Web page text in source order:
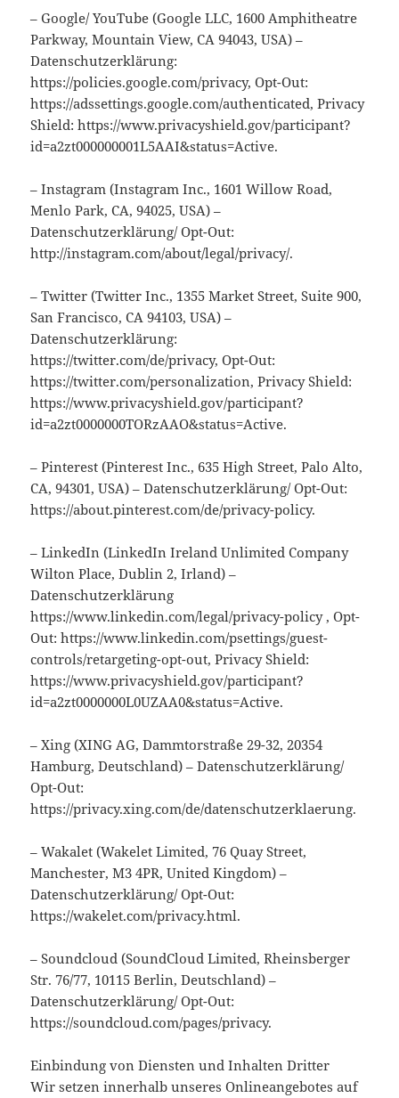
– Google/ YouTube (Google LLC, 1600 Amphitheatre
Parkway, Mountain View, CA 94043, USA) –
Datenschutzerklärung:
https://policies.google.com/privacy, Opt-Out:
https://adssettings.google.com/authenticated, Privacy
Shield: https://www.privacyshield.gov/participant?
id=a2zt000000001L5AAI&status=Active.
– Instagram (Instagram Inc., 1601 Willow Road,
Menlo Park, CA, 94025, USA) –
Datenschutzerklärung/ Opt-Out:
http://instagram.com/about/legal/privacy/.
– Twitter (Twitter Inc., 1355 Market Street, Suite 900,
San Francisco, CA 94103, USA) –
Datenschutzerklärung:
https://twitter.com/de/privacy, Opt-Out:
https://twitter.com/personalization, Privacy Shield:
https://www.privacyshield.gov/participant?
id=a2zt0000000TORzAAO&status=Active.
– Pinterest (Pinterest Inc., 635 High Street, Palo Alto,
CA, 94301, USA) – Datenschutzerklärung/ Opt-Out:
https://about.pinterest.com/de/privacy-policy.
– LinkedIn (LinkedIn Ireland Unlimited Company
Wilton Place, Dublin 2, Irland) –
Datenschutzerklärung
https://www.linkedin.com/legal/privacy-policy , Opt-
Out: https://www.linkedin.com/psettings/guest-
controls/retargeting-opt-out, Privacy Shield:
https://www.privacyshield.gov/participant?
id=a2zt0000000L0UZAA0&status=Active.
– Xing (XING AG, Dammtorstraße 29-32, 20354
Hamburg, Deutschland) – Datenschutzerklärung/
Opt-Out:
https://privacy.xing.com/de/datenschutzerklaerung.
– Wakalet (Wakelet Limited, 76 Quay Street,
Manchester, M3 4PR, United Kingdom) –
Datenschutzerklärung/ Opt-Out:
https://wakelet.com/privacy.html.
– Soundcloud (SoundCloud Limited, Rheinsberger
Str. 76/77, 10115 Berlin, Deutschland) –
Datenschutzerklärung/ Opt-Out:
https://soundcloud.com/pages/privacy.
Einbindung von Diensten und Inhalten Dritter
Wir setzen innerhalb unseres Onlineangebotes auf